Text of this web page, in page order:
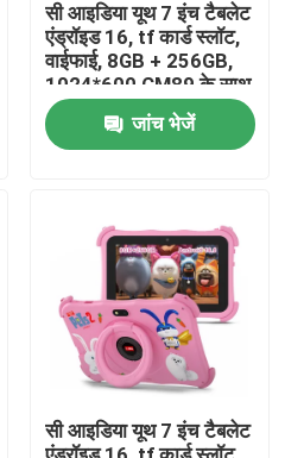
सी आइडिया यूथ 7 इंच टैबलेट
एंड्रॉइड 16, tf कार्ड स्लॉट,
वाईफाई, 8GB + 256GB,
1024*600 CM89 के साथ
जांच भेजें
सी आइडिया यूथ 7 इंच टैबलेट